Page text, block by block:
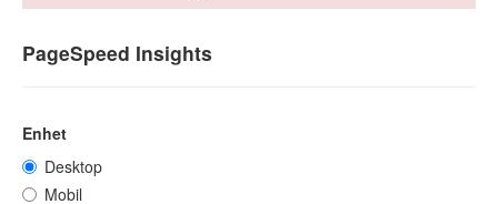
PageSpeed Insights
Enhet
Desktop
Mobil